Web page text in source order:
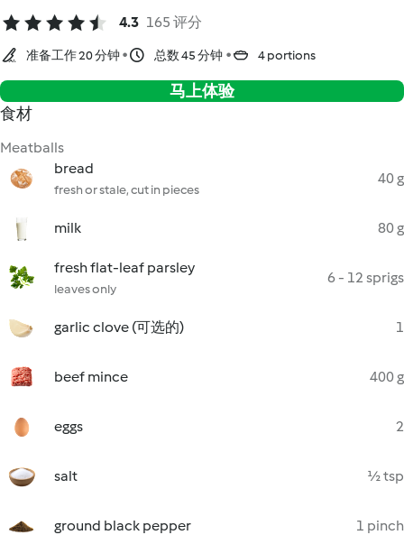
4.3 165 评分
准备工作 20 分钟 总数 45 分钟 4 portions
马上体验
食材
Meatballs
bread
fresh or stale, cut in pieces
40 g
milk 80 g
fresh flat-leaf parsley
leaves only
6 - 12 sprigs
garlic clove (可选的) 1
beef mince 400 g
eggs 2
salt ½ tsp
ground black pepper 1 pinch